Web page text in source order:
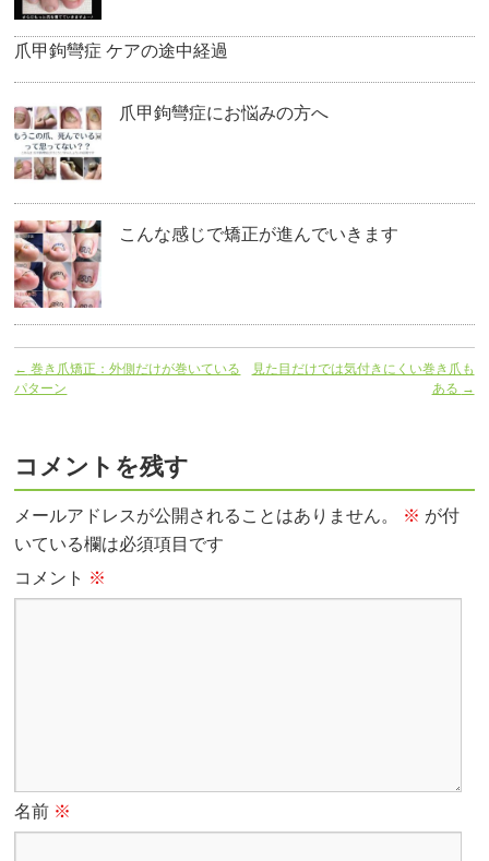
爪甲鉤彎症 ケアの途中経過
爪甲鉤彎症にお悩みの方へ
こんな感じで矯正が進んでいきます
← 巻き爪矯正：外側だけが巻いている
パターン
見た目だけでは気付きにくい巻き爪も
ある →
コメントを残す
メールアドレスが公開されることはありません。 ※ が付
いている欄は必須項目です
コメント ※
名前 ※